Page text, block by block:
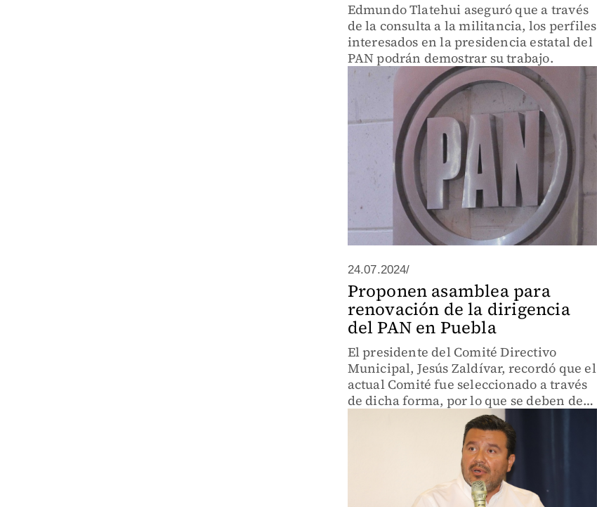
Edmundo Tlatehui aseguró que a través
de la consulta a la militancia, los perfiles
interesados en la presidencia estatal del
PAN podrán demostrar su trabajo.
24.07.2024/
Proponen asamblea para
renovación de la dirigencia
del PAN en Puebla
El presidente del Comité Directivo
Municipal, Jesús Zaldívar, recordó que el
actual Comité fue seleccionado a través
de dicha forma, por lo que se deben de
seguir los mismos criterios.